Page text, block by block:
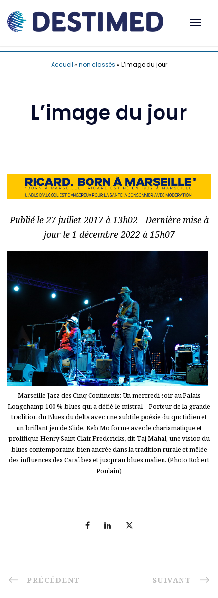
Accueil » non classés » L’image du jour
L’image du jour
Publié le 27 juillet 2017 à 13h02 - Dernière mise à
jour le 1 décembre 2022 à 15h07
Marseille Jazz des Cinq Continents: Un mercredi soir au Palais
Longchamp 100 % blues qui a défié le mistral – Porteur de la grande
tradition du Blues du delta avec une subtile poésie du quotidien et
un brillant jeu de Slide, Keb Mo forme avec le charismatique et
prolifique Henry Saint Clair Fredericks, dit Taj Mahal, une vision du
blues contemporaine bien ancrée dans la tradition rurale et mêlée
des influences des Caraïbes et jusqu’au blues malien. (Photo Robert
Poulain)
PRÉCÉDENT SUIVANT